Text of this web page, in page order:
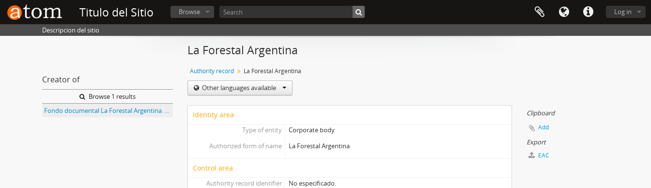
Titulo del Sitio Log in
Browse
Descripcion del sitio
Creator of
Browse 1 results
Fondo documental La Forestal Argentina. Sociedad Anónima Industrial, Comercial y Agropecuaria
La Forestal Argentina
Authority record La Forestal Argentina
Other languages available
Identity area
Type of entity
Corporate body
Authorized form of name
La Forestal Argentina
Control area
Authority record identifier
No especificado.
Clipboard
Add
Export
EAC